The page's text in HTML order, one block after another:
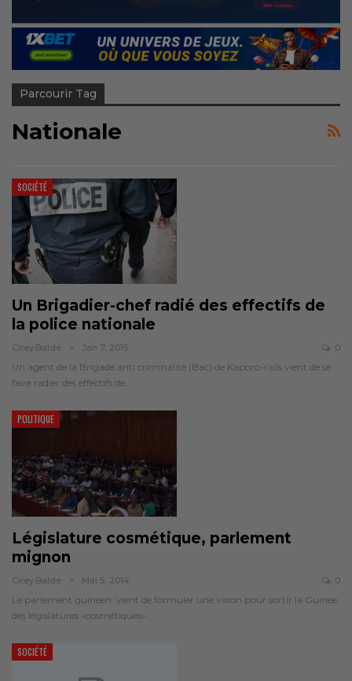
Parcourir Tag
Nationale
SOCIÉTÉ
Un Brigadier-chef radié des effectifs de
la police nationale
Cirey.balde Jan 7, 2015 0
Un agent de la Brigade anti criminalité (Bac) de Kaporo-rails vient de se
faire radier des effectifs de…
POLITIQUE
Législature cosmétique, parlement
mignon
Cirey.balde Mai 5, 2014 0
Le parlement guinéen vient de formuler une vision pour sortir la Guinée
des législatures «cosmétiques».…
SOCIÉTÉ